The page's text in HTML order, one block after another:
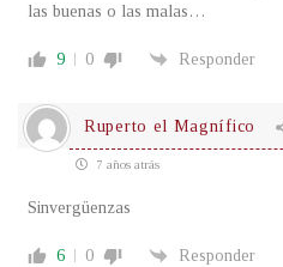
las buenas o las malas…
9 0 Responder
Ruperto el Magnífico
7 años atrás
Sinvergüenzas
6 0 Responder